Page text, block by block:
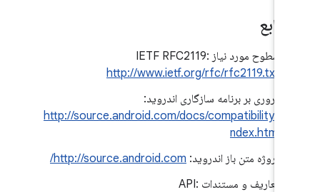
سطوح مورد نیاز IETF RFC2119:
http://www.ietf.org/rfc/rfc2119.txt
مروری بر برنامه سازگاری اندروید:
http://source.android.com/docs/compatibility/i
ndex.html
پروژه متن باز اندروید:http://source.android.com/
تعاریف و مستندات API: